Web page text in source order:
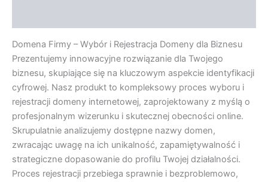
Domena Firmy – Wybór i Rejestracja Domeny dla Biznesu
Prezentujemy innowacyjne rozwiązanie dla Twojego
biznesu, skupiające się na kluczowym aspekcie identyfikacji
cyfrowej. Nasz produkt to kompleksowy proces wyboru i
rejestracji domeny internetowej, zaprojektowany z myślą o
profesjonalnym wizerunku i skutecznej obecności online.
Skrupulatnie analizujemy dostępne nazwy domen,
zwracając uwagę na ich unikalność, zapamiętywalność i
strategiczne dopasowanie do profilu Twojej działalności.
Proces rejestracji przebiega sprawnie i bezproblemowo,